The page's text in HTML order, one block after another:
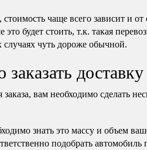
стоимость чаще всего зависит и
это будет стоить, т.к. такая
случаях чуть дороже обычной.
вам необходимо сделать
знать это массу и объем
подобрать